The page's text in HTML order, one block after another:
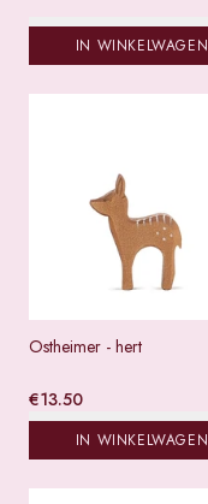
IN WINKELWAGEN
Ostheimer - hert
€13.50
IN WINKELWAGEN